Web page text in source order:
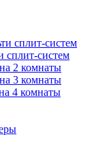
сплит-систем
сплит-систем
2 комнаты
3 комнаты
4 комнаты